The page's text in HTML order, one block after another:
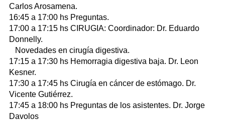
Carlos Arosamena.
16:45 a 17:00 hs Preguntas.
17:00 a 17:15 hs CIRUGIA: Coordinador: Dr. Eduardo
Donnelly.
Novedades en cirugía digestiva.
17:15 a 17:30 hs Hemorragia digestiva baja. Dr. Leon
Kesner.
17:30 a 17:45 hs Cirugía en cáncer de estómago. Dr.
Vicente Gutiérrez.
17:45 a 18:00 hs Preguntas de los asistentes. Dr. Jorge
Davolos